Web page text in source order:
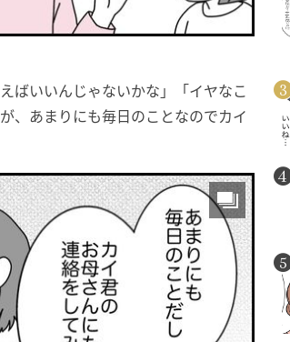
ばいいんじゃないかな」「イヤなこ
、あまりにも毎日のことなのでカイ